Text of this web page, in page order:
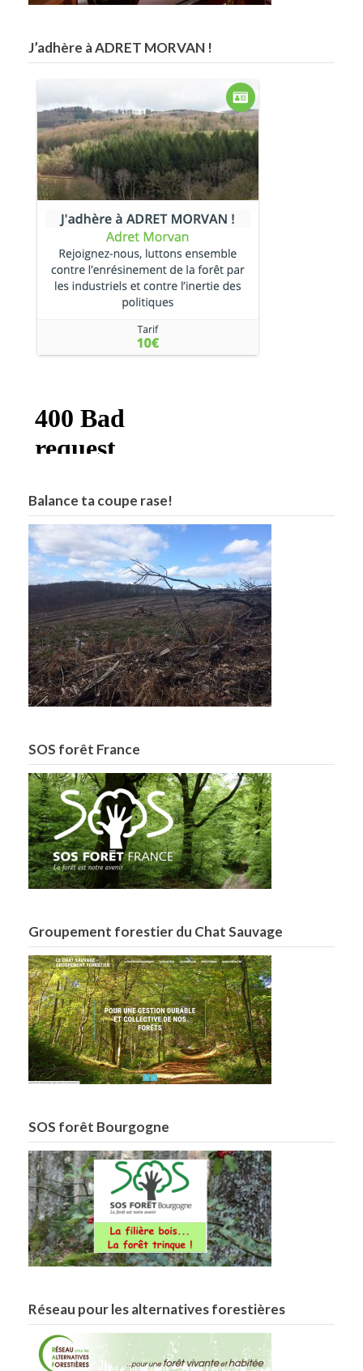
J’adhère à ADRET MORVAN !
Balance ta coupe rase!
SOS forêt France
Groupement forestier du Chat Sauvage
SOS forêt Bourgogne
Réseau pour les alternatives forestières